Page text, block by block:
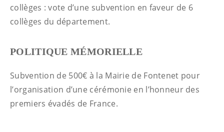
collèges : vote d’une subvention en faveur de 6
collèges du département.
POLITIQUE MÉMORIELLE
Subvention de 500€ à la Mairie de Fontenet pour
l’organisation d’une cérémonie en l’honneur des
premiers évadés de France.